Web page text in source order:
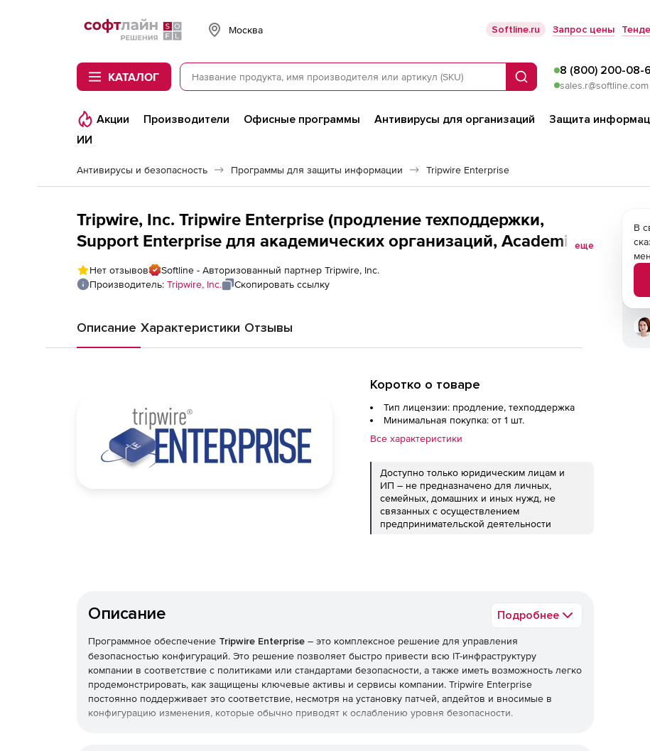
Softline
Москва Softline.ru Запрос цены
КАТАЛОГ Поиск
8 (800) 200-08-
sales.r@softline.com
Акции Производители Офисные программы Антивирусы для организаций Защита
ИИ
Антивирусы и безопасность Программы для защиты информации Tripwire Enterprise
Tripwire, Inc. Tripwire Enterprise (продление техподдержки,
Support Enterprise для академических организаций, Academic
Institution Site License), Directory Services Monitoring-Tier 5
еще
Нет отзывов
Softline - Авторизованный партнер Tripwire, Inc.
Производитель: Tripwire, Inc. Скопировать ссылку
Описание Характеристики Отзывы
Коротко о товаре
Тип лицензии: продление, техподдержка
Минимальная покупка: от 1 шт.
Все характеристики
Доступно только юридическим лицам и
ИП – не предназначено для личных,
семейных, домашних и иных нужд, не
связанных с осуществлением
предпринимательской деятельности
Описание Подробнее
Программное обеспечение Tripwire Enterprise – это комплексное решение для управления
безопасностью конфигураций. Это решение позволяет быстро привести всю IT-инфраструктуру
компании в соответствие с политиками или стандартами безопасности, а также иметь возможность легко
продемонстрировать, как защищены ключевые активы и сервисы компании. Tripwire Enterprise
постоянно поддерживает это соответствие, несмотря на установку патчей, апдейтов и вносимые в
конфигурацию изменения, которые обычно приводят к ослаблению уровня безопасности.
В